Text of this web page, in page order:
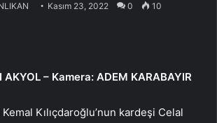
Kasım 23, 2022 0 10
AKYOL – Kamera: ADEM KARABAYIR
Kılıçdaroğlu’nun kardeşi Celal